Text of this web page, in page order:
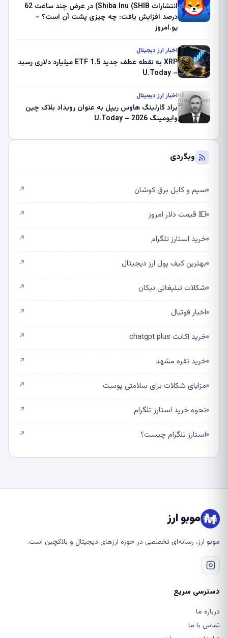
انتشارات Shiba Inu (SHIB) در عرض چند ساعت 62
درصد افزایش یافت: چه چیزی پشت آن است؟ –
یو.امروز
اخبار ارز دیجیتال
XRP به نقطه عطف جدید ETF 1.5 میلیارد دلاری رسید
– U.Today
اخبار ارز دیجیتال
براد گارلینگ هاوس ریپل به عنوان رویداد بلاک چین
وایومینگ 2026 – U.Today
وبگردی
سیم و کابل برق کوشان ↗
💵 قیمت دلار امروز ↗
خرید استارز تلگرام ↗
بهترین کیف پول ارز دیجیتال ↗
شکلات تبلیغاتی نیکان ↗
اخبار فوتبال ↗
خرید اکانت chatgpt plus ↗
خرید نقره مشهد ↗
مزایای شکلات برای سلامتی پوست ↗
نحوه خرید استارز تلگرام ↗
استارز تلگرام چیست؟ ↗
موبو ارز
موبو ارز، رسانه‌ای تخصصی در حوزه ارزهای دیجیتال و بلاکچین است.
دسترسی سریع
درباره ما
تماس با ما